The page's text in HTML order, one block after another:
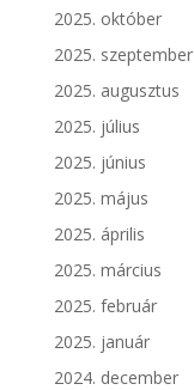
2025. október
2025. szeptember
2025. augusztus
2025. július
2025. június
2025. május
2025. április
2025. március
2025. február
2025. január
2024. december